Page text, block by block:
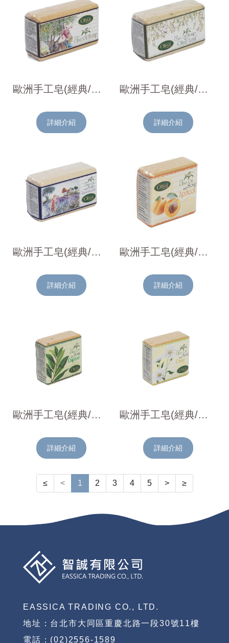
歐洲手工皂(經典/橄欖油)150g
詳細介紹
歐洲手工皂(經典/橄欖葉)150g
詳細介紹
歐洲手工皂(經典/薰衣草)150g
詳細介紹
歐洲手工皂(經典/杏桃)126g
詳細介紹
歐洲手工皂(經典/月桂樹)126g
詳細介紹
歐洲手工皂(經典/雛菊)126g
詳細介紹
≤ < 1 2 3 4 5 > ≥
EASSICA TRADING CO., LTD.
地址：台北市大同區重慶北路一段30號11樓
電話：(02)2556-1589